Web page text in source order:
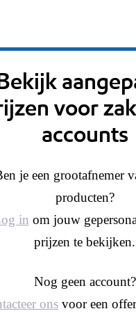
voor
accounts
je een grootafnemer
producten?
in om jouw
prijzen te bekijken.
Nog geen account?
ons voor een